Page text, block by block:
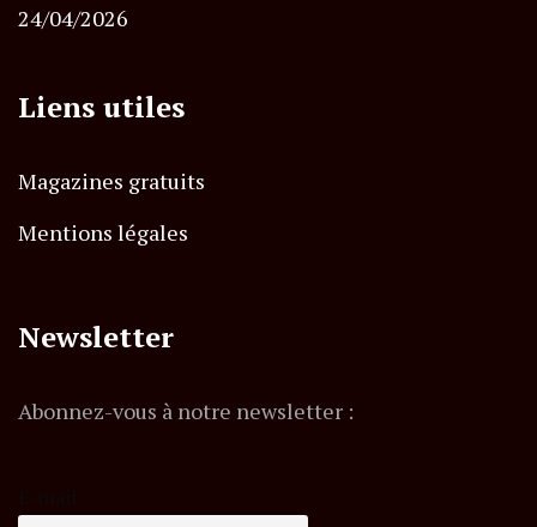
24/04/2026
Liens utiles
Magazines gratuits
Mentions légales
Newsletter
Abonnez-vous à notre newsletter :